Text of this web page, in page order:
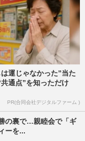
運じゃなかった”当た
通点”を知っただけ
PR(合同会社デジタルファーム )
の裏で…親睦会で「ギ
ーを...